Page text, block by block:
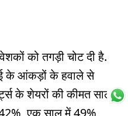
को तगड़ी चोट दी है.
के आंकड़ों के हवाले से
के शेयरों की कीमत साल